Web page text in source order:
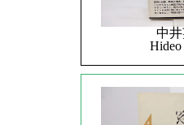
中
Hideo